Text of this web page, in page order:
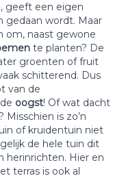
geeft een eigen
gedaan wordt. Maar
om, naast gewone
te planten? De
groenten of fruit
schitterend. Dus
van de
oogst! Of wat dacht
Misschien is zo’n
of kruidentuin niet
de hele tuin dit
herinrichten. Hier en
terras is ook al